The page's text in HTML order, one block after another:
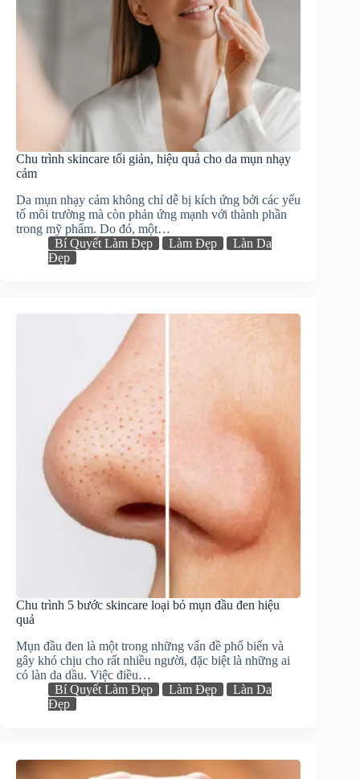
Chu trình skincare tối giản, hiệu quả cho da mụn nhạy
cảm
Da mụn nhạy cảm không chỉ dễ bị kích ứng bởi các yếu
tố môi trường mà còn phản ứng mạnh với thành phần
trong mỹ phẩm. Do đó, một…
Bí Quyết Làm Đẹp
Làm Đẹp
Làn Da
Đẹp
Chu trình 5 bước skincare loại bỏ mụn đầu đen hiệu
quả
Mụn đầu đen là một trong những vấn đề phổ biến và
gây khó chịu cho rất nhiều người, đặc biệt là những ai
có làn da dầu. Việc điều…
Bí Quyết Làm Đẹp
Làm Đẹp
Làn Da
Đẹp